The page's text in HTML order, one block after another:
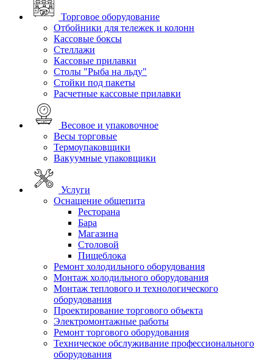
Торговое оборудование
Отбойники для тележек и колонн
Кассовые боксы
Стеллажи
Кассовые прилавки
Столы "Рыба на льду"
Стойки под пакеты
Расчетные кассовые прилавки
Весовое и упаковочное
Весы торговые
Термоупаковщики
Вакуумные упаковщики
Услуги
Оснащение общепита
Ресторана
Бара
Магазина
Столовой
Пищеблока
Ремонт холодильного оборудования
Монтаж холодильного оборудования
Монтаж теплового и технологического
оборудования
Проектирование торгового объекта
Электромонтажные работы
Ремонт торгового оборудования
Техническое обслуживание профессионального
оборудования